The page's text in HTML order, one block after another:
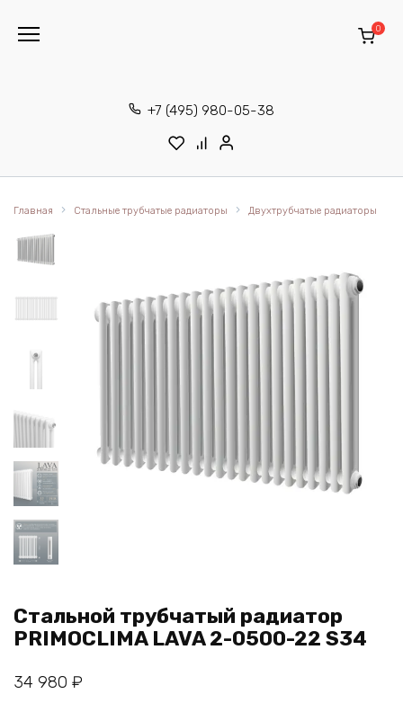
содержанию
+7 (495) 980-05-38
0
Главная Стальные трубчатые радиаторы Двухтрубчатые радиаторы
Стальной трубчатый радиатор
PRIMOCLIMA LAVA 2-0500-22 S34
34 980 ₽